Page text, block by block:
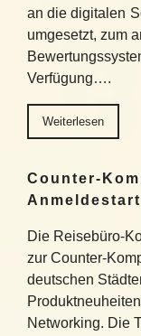
an die digitalen
umgesetzt, zum
Verfügung….
Weiterlesen
Counter-
Die Reisebüro-
zur Counter-
deutschen
Networking. Die